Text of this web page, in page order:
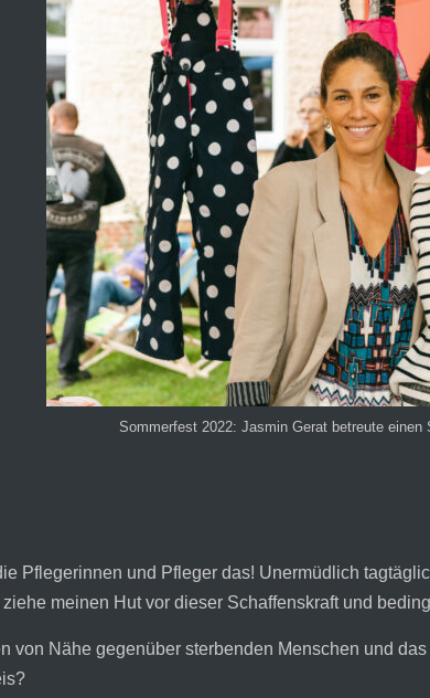
Sommerfest 2022: Jasmin Gerat betreute einen
Pflegerinnen und Pfleger das! Unermüdlich
meinen Hut vor dieser Schaffenskraft und
von Nähe gegenüber sterbenden Menschen und